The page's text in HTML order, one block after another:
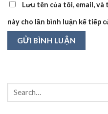
Lưu tên của tôi, email,
này cho lần bình luận kế tiếp